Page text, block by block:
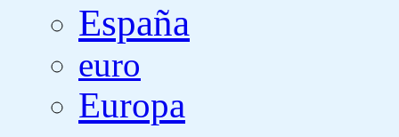
España
euro
Europa